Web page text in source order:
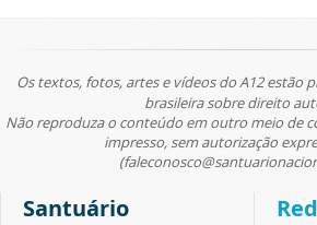
Os textos, fotos, artes e vídeos do A12 estão
brasileira sobre direito
Não reproduza o conteúdo em outro meio de
impresso, sem autorização
Santuário